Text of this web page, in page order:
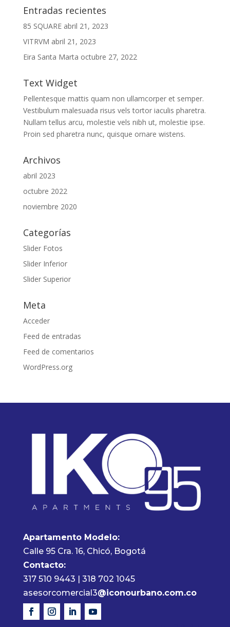
Entradas recientes
85 SQUARE abril 21, 2023
VITRVM abril 21, 2023
Eira Santa Marta octubre 27, 2022
Text Widget
Pellentesque mattis quam non ullamcorper et semper.
Vestibulum malesuada risus vels tortor iaculis pharetra.
Nullam tellus arcu, molestie vels nibh ut, molestie ipse.
Proin sed pharetra nunc, quisque ornare wistens.
Archivos
abril 2023
octubre 2022
noviembre 2020
Categorías
Slider Fotos
Slider Inferior
Slider Superior
Meta
Acceder
Feed de entradas
Feed de comentarios
WordPress.org
Apartamento Modelo:
Calle 95 Cra. 16, Chicó, Bogotá
Contacto:
317 510 9443 | 318 702 1045
asesorcomercial3@iconourbano.com.co